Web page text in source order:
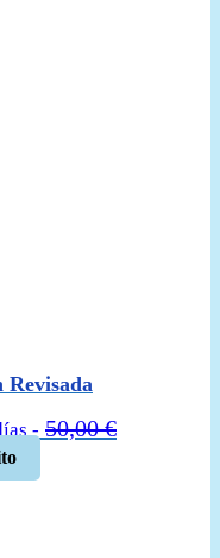
Revisada
- 50,00€